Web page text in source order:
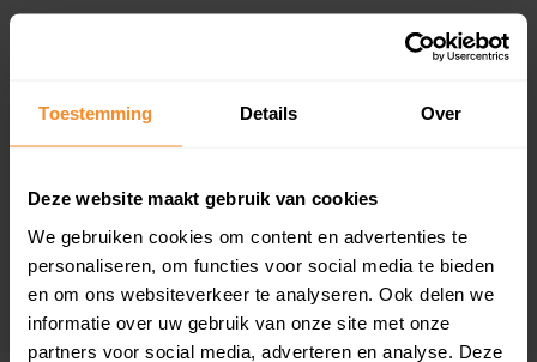
Toestemming Details Over
Deze website maakt gebruik van cookies
We gebruiken cookies om content en advertenties te
personaliseren, om functies voor social media te bieden
en om ons websiteverkeer te analyseren. Ook delen we
informatie over uw gebruik van onze site met onze
partners voor social media, adverteren en analyse. Deze
Koopsom opvragen
121 m2 235 m2
Verkoopdatum
26 juni 2026
Verkoopprijs
Koopsom opvragen